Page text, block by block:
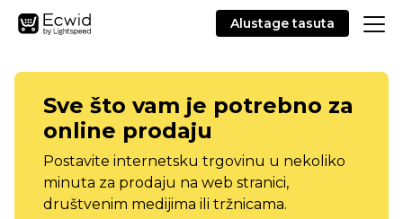
Alustage tasuta
Sve što vam je potrebno za
online prodaju
Postavite internetsku trgovinu u nekoliko
minuta za prodaju na web stranici,
društvenim medijima ili tržnicama.